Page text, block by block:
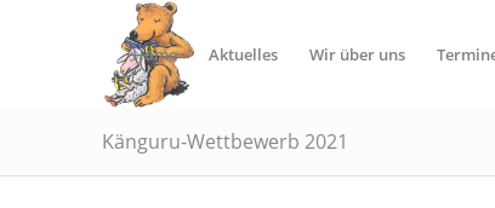
Home Aktuelles Wir über uns
Känguru-Wettbewerb 2021